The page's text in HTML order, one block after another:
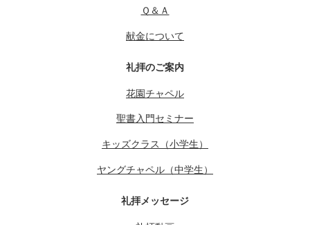
Ｑ＆Ａ
献金について
礼拝のご案内
花園チャペル
聖書入門セミナー
キッズクラス（小学生）
ヤングチャペル（中学生）
礼拝メッセージ